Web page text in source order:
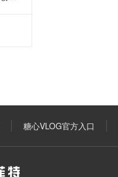
糖心VLOG官方入口